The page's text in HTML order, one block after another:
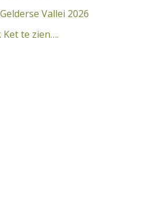
Vallei 2026
Ket te zien….